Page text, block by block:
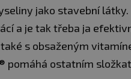
jako stavební látky.
a je tak třeba ja
s obsaženým
pomáhá ostatním